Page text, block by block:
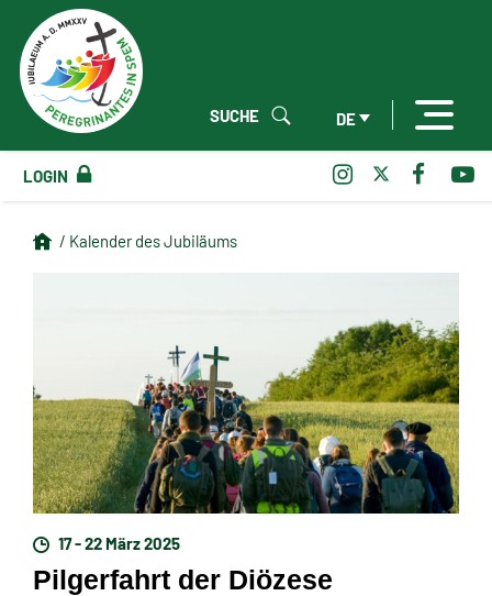
DE
SUCHE
LOGIN
/ Kalender des Jubiläums
17 - 22 März 2025
Pilgerfahrt der Diözese